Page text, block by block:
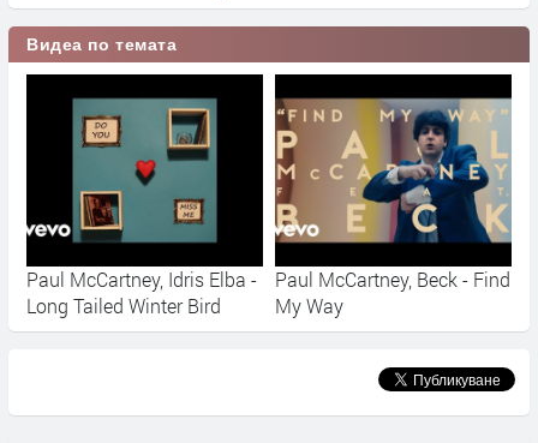
Видеа по темата
Paul McCartney, Idris Elba -
Long Tailed Winter Bird
Paul McCartney, Beck - Find
My Way